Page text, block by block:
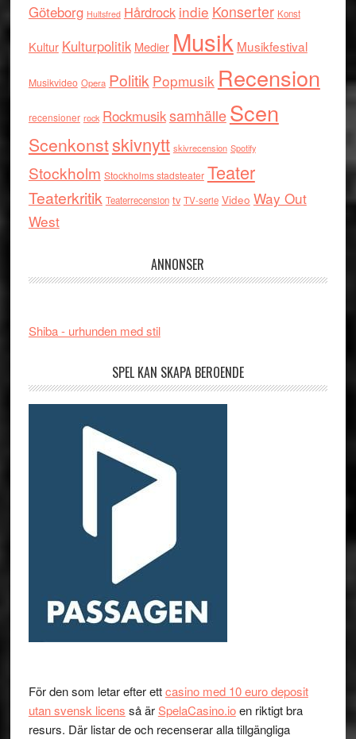
Göteborg Hultsfred Hårdrock indie Konserter Konst
Kultur Kulturpolitik Medier Musik Musikfestival
Musikvideo Opera Politik Popmusik Recension
recensioner rock RockmusiksamhälleScen
Scenkonstskivnytt skivrecension Spotify
Stockholm Stockholms stadsteater Teater
Teaterkritik Teaterrecension tv TV-serie Video Way Out
West
ANNONSER
Shiba - urhunden med stil
SPEL KAN SKAPA BEROENDE
För den som letar efter ettcasino med 10 euro deposit
utan svensk licens så ärSpelaCasino.ioen riktigt bra
resurs. Där listar de och recenserar alla tillgängliga